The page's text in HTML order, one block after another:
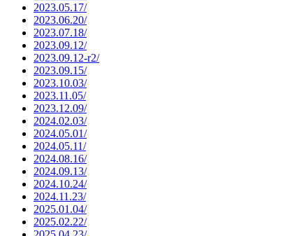
2023.05.17/
2023.06.20/
2023.07.18/
2023.09.12/
2023.09.12-r2/
2023.09.15/
2023.10.03/
2023.11.05/
2023.12.09/
2024.02.03/
2024.05.01/
2024.05.11/
2024.08.16/
2024.09.13/
2024.10.24/
2024.11.23/
2025.01.04/
2025.02.22/